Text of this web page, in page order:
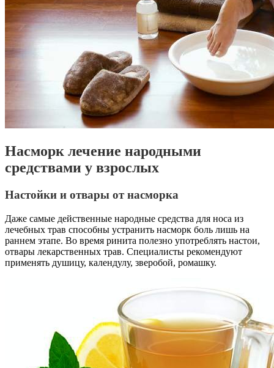
Насморк лечение народными
средствами у взрослых
Настойки и отвары от насморка
Даже самые действенные народные средства для носа из
лечебных трав способны устранить насморк боль лишь на
раннем этапе. Во время ринита полезно употреблять настои,
отвары лекарственных трав. Специалисты рекомендуют
применять душицу, календулу, зверобой, ромашку.